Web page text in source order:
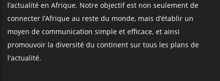
l’actualité en Afrique. Notre objectif est non seulement de
connecter l’Afrique au reste du monde, mais d’établir un
moyen de communication simple et efficace, et ainsi
promouvoir la diversité du continent sur tous les plans de
l'actualité.